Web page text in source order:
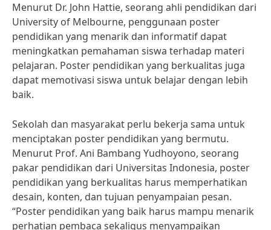
Menurut Dr. John Hattie, seorang ahli pendidikan dari
University of Melbourne, penggunaan poster
pendidikan yang menarik dan informatif dapat
meningkatkan pemahaman siswa terhadap materi
pelajaran. Poster pendidikan yang berkualitas juga
dapat memotivasi siswa untuk belajar dengan lebih
baik.
Sekolah dan masyarakat perlu bekerja sama untuk
menciptakan poster pendidikan yang bermutu.
Menurut Prof. Ani Bambang Yudhoyono, seorang
pakar pendidikan dari Universitas Indonesia, poster
pendidikan yang berkualitas harus memperhatikan
desain, konten, dan tujuan penyampaian pesan.
“Poster pendidikan yang baik harus mampu menarik
perhatian pembaca sekaligus menyampaikan